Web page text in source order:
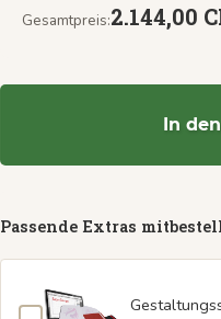
Gesamtpreis:2.144,00
In
Passende Extras